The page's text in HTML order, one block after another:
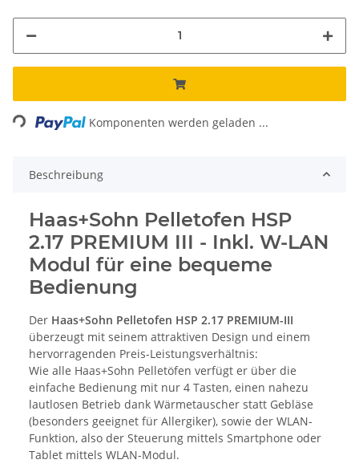
Loading... Komponenten werden geladen ...
Beschreibung
Haas+Sohn Pelletofen HSP
2.17 PREMIUM III - Inkl. W-LAN
Modul für eine bequeme
Bedienung
Der Haas+Sohn Pelletofen HSP 2.17 PREMIUM-III
überzeugt mit seinem attraktiven Design und einem
hervorragenden Preis-Leistungsverhältnis:
Wie alle Haas+Sohn Pelletöfen verfügt er über die
einfache Bedienung mit nur 4 Tasten, einen nahezu
lautlosen Betrieb dank Wärmetauscher statt Gebläse
(besonders geeignet für Allergiker), sowie der WLAN-
Funktion, also der Steuerung mittels Smartphone oder
Tablet mittels WLAN-Modul.